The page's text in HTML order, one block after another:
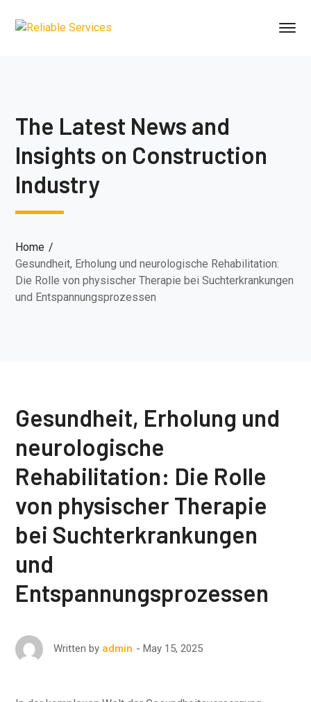
The Latest News and
Insights on Construction
Industry
Home
Gesundheit, Erholung und neurologische Rehabilitation:
Die Rolle von physischer Therapie bei Suchterkrankungen
und Entspannungsprozessen
Gesundheit, Erholung und
neurologische
Rehabilitation: Die Rolle
von physischer Therapie
bei Suchterkrankungen
und
Entspannungsprozessen
Written by admin May 15, 2025